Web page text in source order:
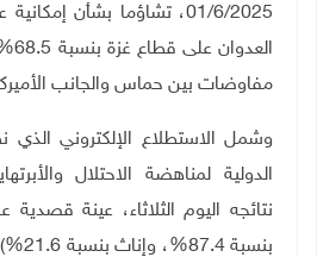
01/6/2025، تشاؤما بشأن
مفاوضات بين حماس والجانب الأميركي
وشمل الاستطلاع الإلكتروني الذي
الدولية لمناهضة الاحتلال